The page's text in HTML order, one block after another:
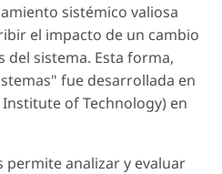
sistémico valiosa
el impacto de un cambio
del sistema. Esta forma,
fue desarrollada en
of Technology) en
permite analizar y evaluar